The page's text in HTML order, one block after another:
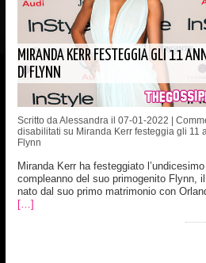
MIRANDA KERR FESTEGGIA GLI 11
DI FLYNN
Scritto da Alessandra il 07-01-2022 |
disabilitati su Miranda Kerr festeggia gli 11
Flynn
Miranda Kerr ha festeggiato l’undicesimo
compleanno del suo primogenito Flynn,
nato dal suo primo matrimonio con
[…]